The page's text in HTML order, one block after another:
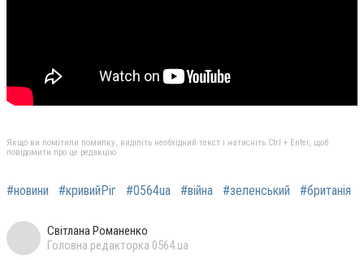
Якщо ви помітили помилку, виділіть необхідний текст і натисніть Ctrl + Enter, щоб
повідомити про це редакцію
#новини #кривийРіг #0564ua #війна #зеленський #британія
Світлана Романенко
Головна редакторка 0564.ua